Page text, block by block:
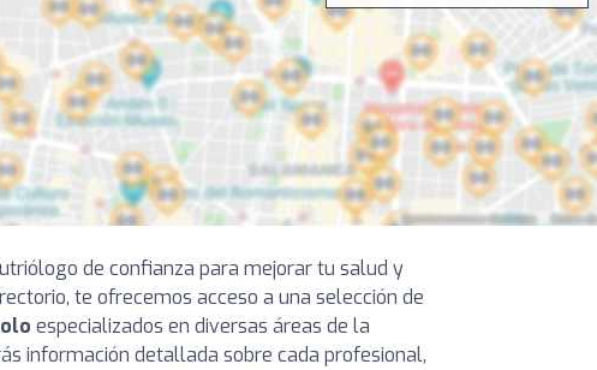
de confianza para mejorar tu salud y
te ofrecemos acceso a una selección de
especializados en diversas áreas de la
información detallada sobre cada profesional,